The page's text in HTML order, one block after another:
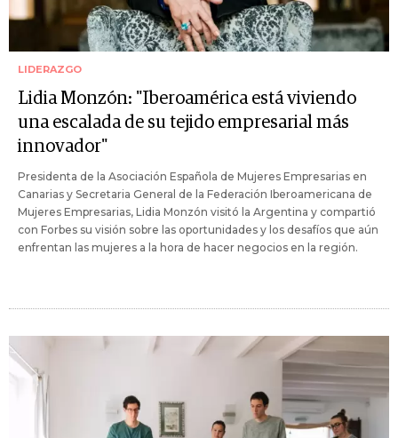
LIDERAZGO
Lidia Monzón: "Iberoamérica está viviendo
una escalada de su tejido empresarial más
innovador"
Presidenta de la Asociación Española de Mujeres Empresarias en
Canarias y Secretaria General de la Federación Iberoamericana de
Mujeres Empresarias, Lidia Monzón visitó la Argentina y compartió
con Forbes su visión sobre las oportunidades y los desafíos que aún
enfrentan las mujeres a la hora de hacer negocios en la región.